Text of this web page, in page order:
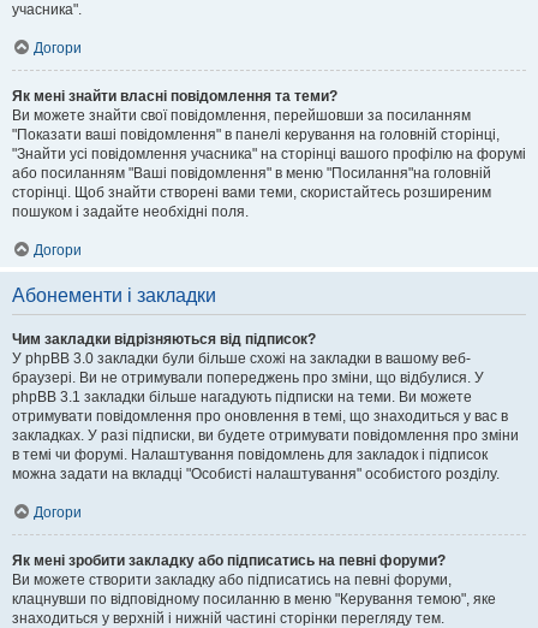
учасника".
Догори
Як мені знайти власні повідомлення та теми?
Ви можете знайти свої повідомлення, перейшовши за посиланням
"Показати ваші повідомлення" в панелі керування на головній сторінці,
"Знайти усі повідомлення учасника" на сторінці вашого профілю на форумі
або посиланням "Ваші повідомлення" в меню "Посилання"на головній
сторінці. Щоб знайти створені вами теми, скористайтесь розширеним
пошуком і задайте необхідні поля.
Догори
Абонементи і закладки
Чим закладки відрізняються від підписок?
У phpBB 3.0 закладки були більше схожі на закладки в вашому веб-
браузері. Ви не отримували попереджень про зміни, що відбулися. У
phpBB 3.1 закладки більше нагадують підписки на теми. Ви можете
отримувати повідомлення про оновлення в темі, що знаходиться у вас в
закладках. У разі підписки, ви будете отримувати повідомлення про зміни
в темі чи форумі. Налаштування повідомлень для закладок і підписок
можна задати на вкладці "Особисті налаштування" особистого розділу.
Догори
Як мені зробити закладку або підписатись на певні форуми?
Ви можете створити закладку або підписатись на певні форуми,
клацнувши по відповідному посиланню в меню "Керування темою", яке
знаходиться у верхній і нижній частині сторінки перегляду тем.